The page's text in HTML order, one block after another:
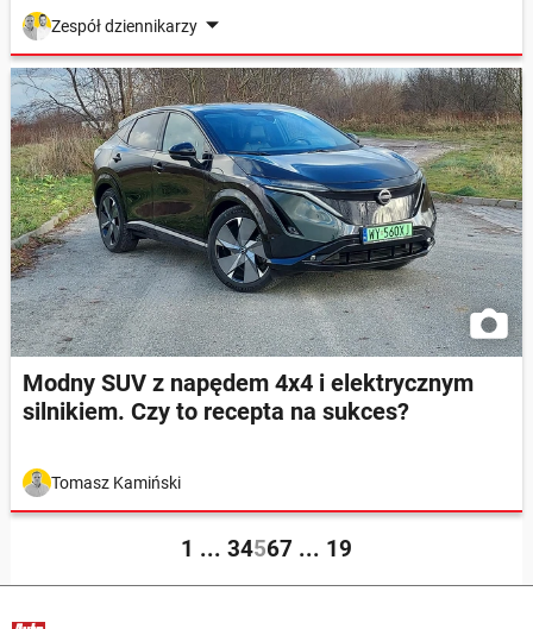
Zespół dziennikarzy
Modny SUV z napędem 4x4 i elektrycznym
silnikiem. Czy to recepta na sukces?
Tomasz Kamiński
1 ... 34567 ... 19